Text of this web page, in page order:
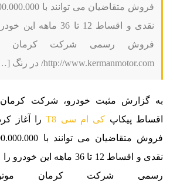
نقدی و اقساط 12 تا 36
فروش رسمی شرکت کرمان
http://www.kermanmotor.com/ در رنگ […]
به گزارش مثبت خودرو، شرکت
اقساط پیکاپ کی ام سی T8
را آغاز
نقدی و اقساط 12 تا 36
رسمی شرکت کرمان